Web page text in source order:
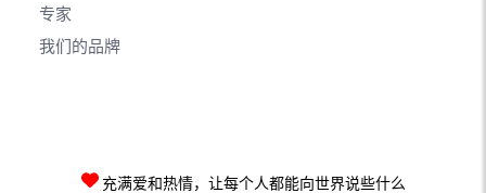
专家
我们的品牌
充满爱和热情，让每个人都能向世界说些什么